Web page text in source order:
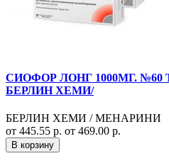
СИОФОР ЛОНГ 1000МГ.
БЕРЛИН ХЕМИ/
БЕРЛИН ХЕМИ / МЕНАРИНИ
от 445.55 р. от 469.00 р.
В корзину